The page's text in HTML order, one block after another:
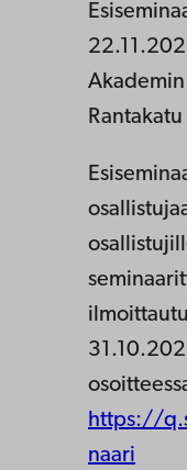
Rantakatu
https://
naari